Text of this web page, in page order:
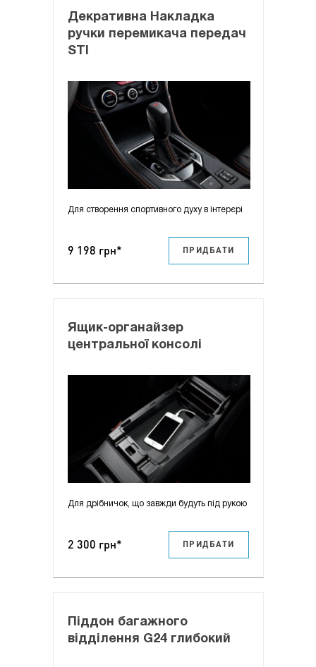
Декративна Накладка
ручки перемикача передач
STI
Для створення спортивного духу в інтерєрі
9 198 грн* ПРИДБАТИ
Ящик-органайзер
центральної консолі
Для дрібничок, що завжди будуть під рукою
2 300 грн* ПРИДБАТИ
Піддон багажного
відділення G24 глибокий